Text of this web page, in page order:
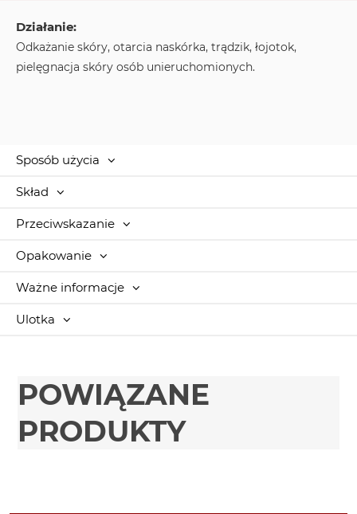
Działanie:
Odkażanie skóry, otarcia naskórka, trądzik, łojotok,
pielęgnacja skóry osób unieruchomionych.
Sposób użycia
Skład
Przeciwskazanie
Opakowanie
Ważne informacje
Ulotka
POWIĄZANE
PRODUKTY